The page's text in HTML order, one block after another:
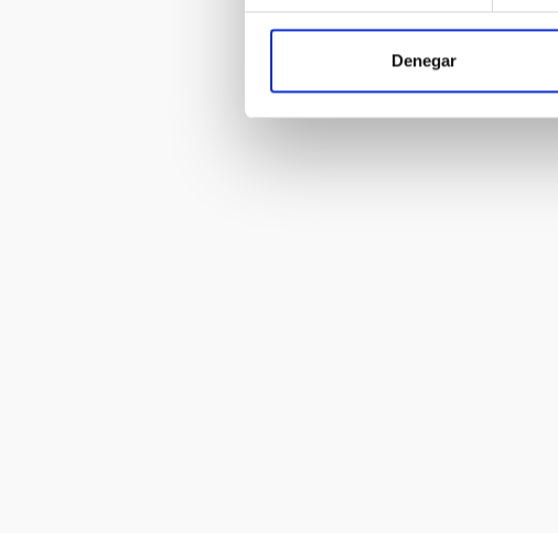
Denegar